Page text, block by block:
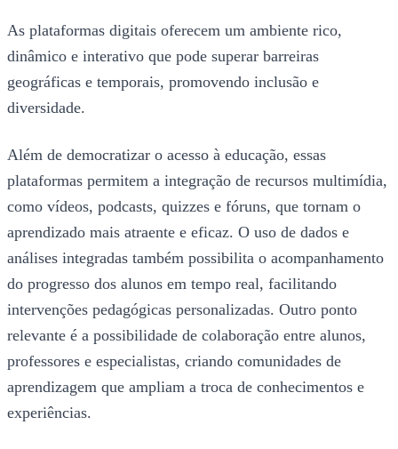
As plataformas digitais oferecem um ambiente rico,
dinâmico e interativo que pode superar barreiras
geográficas e temporais, promovendo inclusão e
diversidade.
Além de democratizar o acesso à educação, essas
plataformas permitem a integração de recursos multimídia,
como vídeos, podcasts, quizzes e fóruns, que tornam o
aprendizado mais atraente e eficaz. O uso de dados e
análises integradas também possibilita o acompanhamento
do progresso dos alunos em tempo real, facilitando
intervenções pedagógicas personalizadas. Outro ponto
relevante é a possibilidade de colaboração entre alunos,
professores e especialistas, criando comunidades de
aprendizagem que ampliam a troca de conhecimentos e
experiências.